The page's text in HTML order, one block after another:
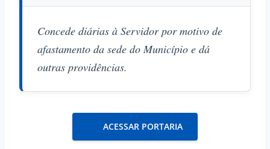
Concede diárias à Servidor por motivo de
afastamento da sede do Município e dá
outras providências.
ACESSAR PORTARIA